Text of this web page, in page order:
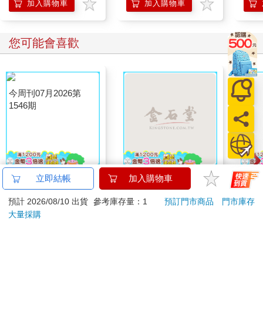
加入購物車 加入購物車
您可能會喜歡
今周刊07月2026第
1546期
99 特價 94 元
大家說英語8月號
2026(雲端加值版)
220 209 元
【
真
員特價
立即結帳 加入購物車
預計 2026/08/10 出貨 參考庫存量：1 預訂門市商品
門市庫存
大量採購